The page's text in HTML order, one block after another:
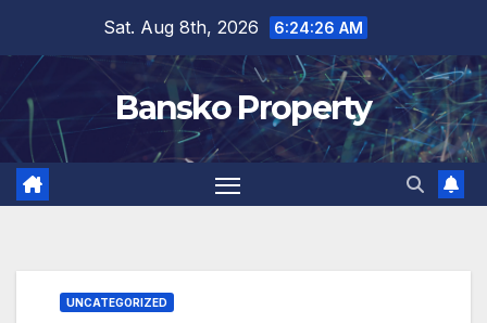
content
Sat. Aug 8th, 2026 6:24:26 AM
Bansko Property
UNCATEGORIZED